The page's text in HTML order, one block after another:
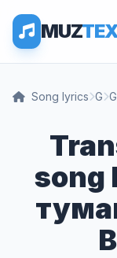
MUZ
Song lyrics G
song